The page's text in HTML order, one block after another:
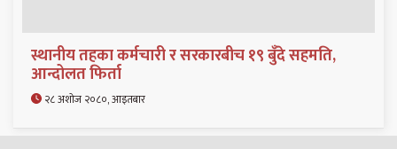
स्थानीय तहका कर्मचारी र सरकारबीच १९ बुँदे सहमति,
आन्दोलत फिर्ता
२८ अशोज २०८०, आइतबार